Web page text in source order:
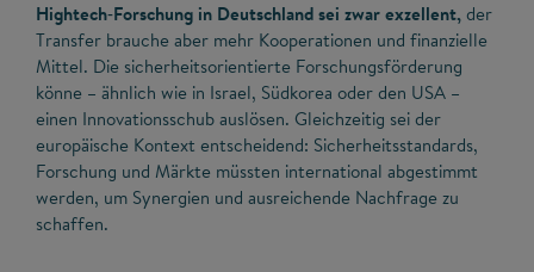
Hightech‑Forschung in Deutschland sei zwar exzellent,der
Transfer brauche aber mehr Kooperationen und finanzielle
Mittel. Die sicherheitsorientierte Forschungsförderung
könne – ähnlich wie in Israel, Südkorea oder den USA –
einen Innovationsschub auslösen. Gleichzeitig sei der
europäische Kontext entscheidend: Sicherheitsstandards,
Forschung und Märkte müssten international abgestimmt
werden, um Synergien und ausreichende Nachfrage zu
schaffen.